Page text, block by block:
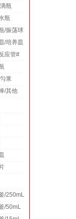
瓶
瓶
/振荡球
/培养皿
应管#
浆
/其他
/250mL
/50mL